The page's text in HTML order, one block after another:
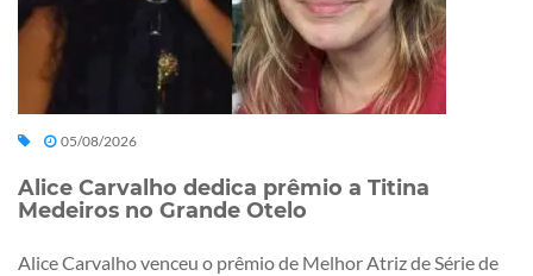
05/08/2026
Alice Carvalho dedica prêmio a Titina
Medeiros no Grande Otelo
Alice Carvalho venceu o prêmio de Melhor Atriz de Série de